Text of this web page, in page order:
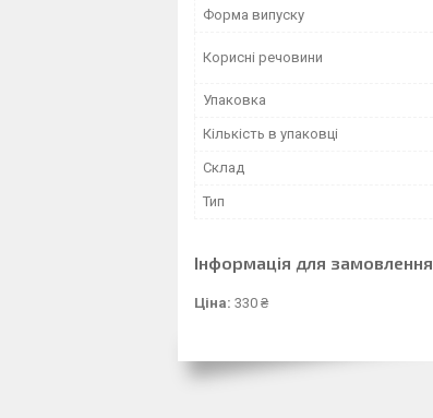
Форма випуску
Корисні речовини
Упаковка
Кількість в упаковці
Склад
Тип
Інформація для замовлення
Ціна: 330 ₴